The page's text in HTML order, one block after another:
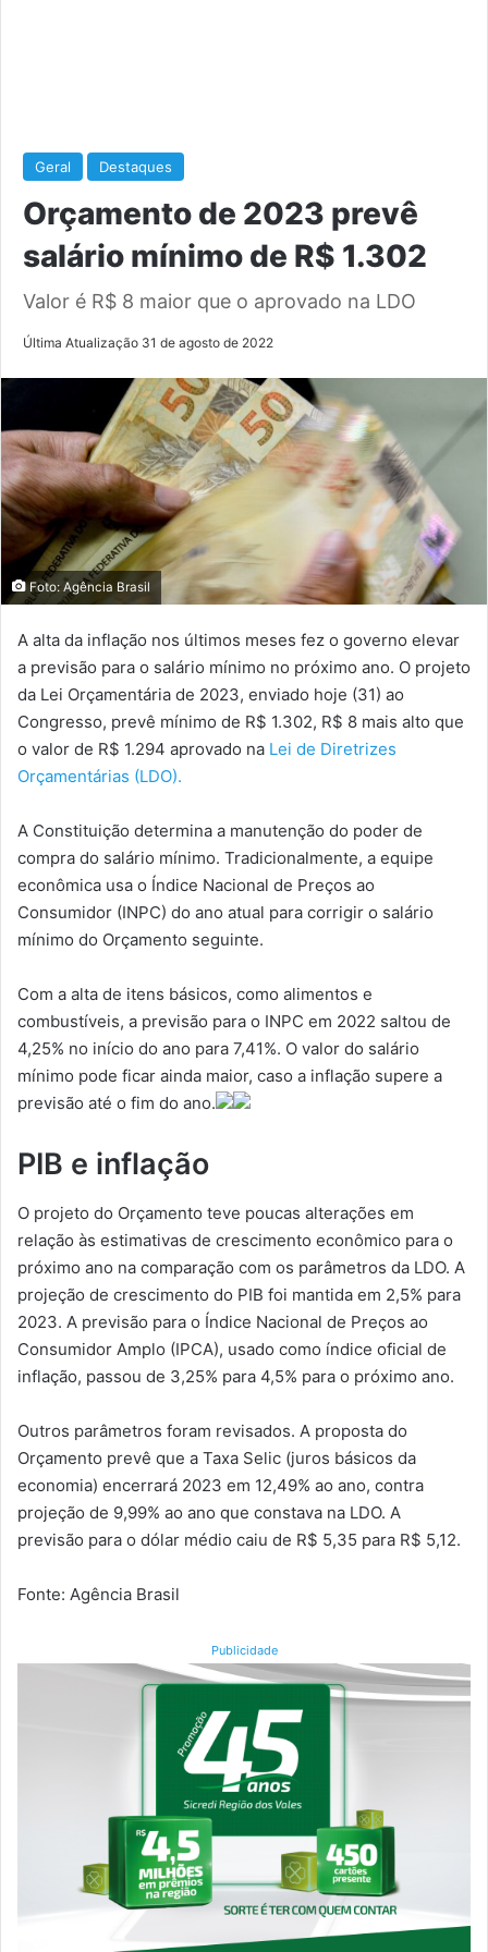
Geral Destaques
Orçamento de 2023 prevê
salário mínimo de R$ 1.302
Valor é R$ 8 maior que o aprovado na LDO
Última Atualização 31 de agosto de 2022
Foto: Agência Brasil
A alta da inflação nos últimos meses fez o governo elevar
a previsão para o salário mínimo no próximo ano. O projeto
da Lei Orçamentária de 2023, enviado hoje (31) ao
Congresso, prevê mínimo de R$ 1.302, R$ 8 mais alto que
o valor de R$ 1.294 aprovado na Lei de Diretrizes
Orçamentárias (LDO).
A Constituição determina a manutenção do poder de
compra do salário mínimo. Tradicionalmente, a equipe
econômica usa o Índice Nacional de Preços ao
Consumidor (INPC) do ano atual para corrigir o salário
mínimo do Orçamento seguinte.
Com a alta de itens básicos, como alimentos e
combustíveis, a previsão para o INPC em 2022 saltou de
4,25% no início do ano para 7,41%. O valor do salário
mínimo pode ficar ainda maior, caso a inflação supere a
previsão até o fim do ano.
PIB e inflação
O projeto do Orçamento teve poucas alterações em
relação às estimativas de crescimento econômico para o
próximo ano na comparação com os parâmetros da LDO. A
projeção de crescimento do PIB foi mantida em 2,5% para
2023. A previsão para o Índice Nacional de Preços ao
Consumidor Amplo (IPCA), usado como índice oficial de
inflação, passou de 3,25% para 4,5% para o próximo ano.
Outros parâmetros foram revisados. A proposta do
Orçamento prevê que a Taxa Selic (juros básicos da
economia) encerrará 2023 em 12,49% ao ano, contra
projeção de 9,99% ao ano que constava na LDO. A
previsão para o dólar médio caiu de R$ 5,35 para R$ 5,12.
Fonte: Agência Brasil
Publicidade